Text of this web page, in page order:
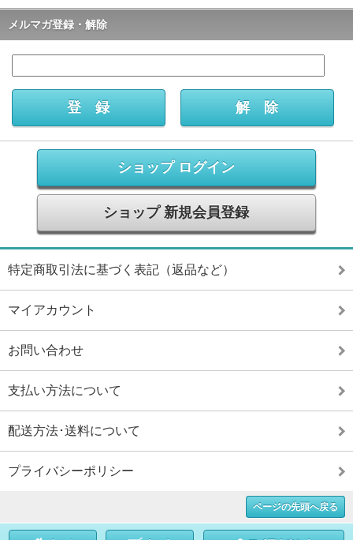
メルマガ登録・解除
ショップ ログイン
ショップ 新規会員登録
特定商取引法に基づく表記（返品など）
マイアカウント
お問い合わせ
支払い方法について
配送方法･送料について
プライバシーポリシー
ページの先頭へ戻る